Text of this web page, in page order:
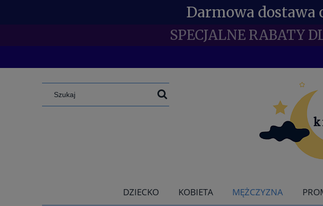
Darmowa dostawa
SPECJALNE RABATY
DZIECKO KOBIETA MĘŻCZYZNA